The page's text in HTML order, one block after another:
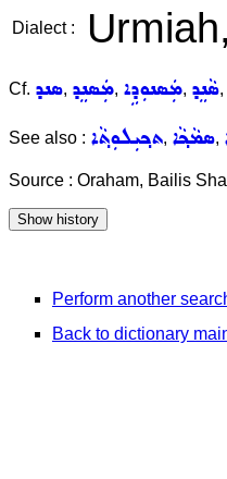
Dialect :
Cf. ܣܢܕ, ܡܲܣܢܸܕ, ܡܲܣܢܘܼܕܹܐ, ܣܵܢܸܕ,
See also : ܬܟ݂ܝܼܠܘܼܬ݂ܵܐ, ܣܡܵܟ݂ܵܐ,
Source : Oraham, Bailis
Perform another
Back to dictionary